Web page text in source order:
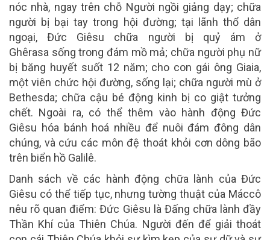
nóc nhà, ngay trên chỗ Người ngồi giảng dạy; chữa
người bị bại tay trong hội đường; tại lãnh thổ dân
ngoại, Đức Giêsu chữa người bị quỷ ám ở
Ghêrasa sống trong đám mồ mả; chữa người phụ nữ
bị băng huyết suốt 12 năm; cho con gái ông Giaia,
một viên chức hội đường, sống lại; chữa người mù ở
Bethesda; chữa cậu bé động kinh bị co giật tưởng
chết. Ngoài ra, có thể thêm vào hành động Đức
Giêsu hóa bánh hoá nhiều để nuôi đám đông dân
chúng, và cứu các môn đệ thoát khỏi cơn dông bão
trên biển hồ Galilê.
Danh sách về các hành động chữa lành của Đức
Giêsu có thể tiếp tục, nhưng tường thuật của Máccô
nêu rõ quan điểm: Đức Giêsu là Đấng chữa lành đầy
Thần Khí của Thiên Chúa. Người đến để giải thoát